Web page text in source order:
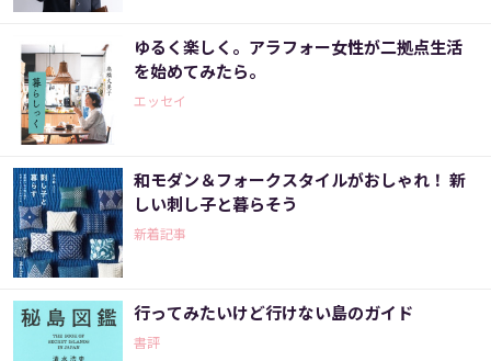
ゆるく楽しく。アラフォー女性が二拠点生活
を始めてみたら。
エッセイ
和モダン＆フォークスタイルがおしゃれ！ 新
しい刺し子と暮らそう
新着記事
行ってみたいけど行けない島のガイド
書評